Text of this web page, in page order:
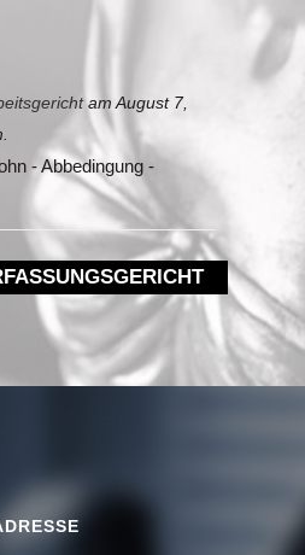
am August 7,
- Abbedingung -